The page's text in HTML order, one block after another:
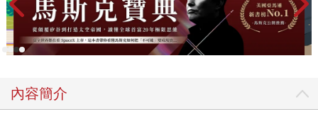
內容簡介